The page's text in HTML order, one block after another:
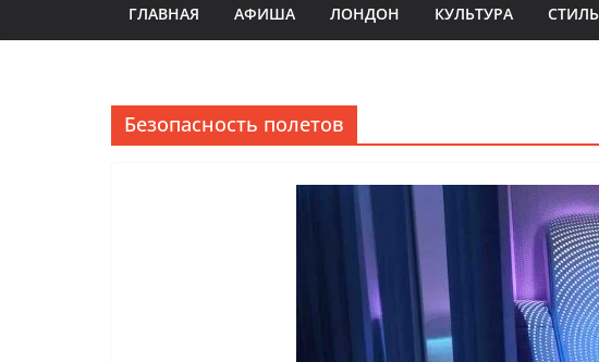
ГЛАВНАЯ АФИША ЛОНДОН КУЛЬТУРА СТИЛЬ
Безопасность полетов